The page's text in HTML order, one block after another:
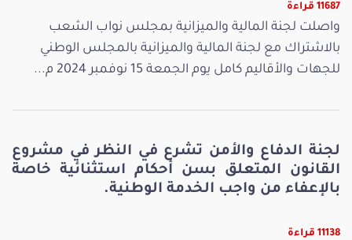
11687 قراءة
واصلت لجنة المالية والميزانية بمجلس نواب الشعب
بالاشتراك مع لجنة المالية والميزانية بالمجلس الوطني
للجهات والأقاليم كامل يوم الجمعة 15 نوفمبر 2024 م...
لجنة الدفاع والأمن تشرع في النظر في مشروع
القانون المتعلق بسن أحكام استثنائية خاصة
بالإعفاء من واجب الخدمة الوطنية.
11138 قراءة